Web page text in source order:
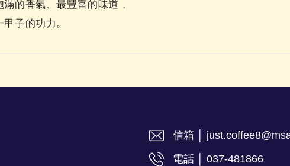
的香氣、最豐富的味道，
子的功力。
信箱 │
電話 │ 037-481866